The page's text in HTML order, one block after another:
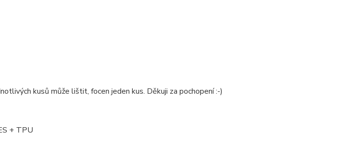
kusů může lištit, focen jeden kus. Děkuji za pochopení :-)
+ TPU